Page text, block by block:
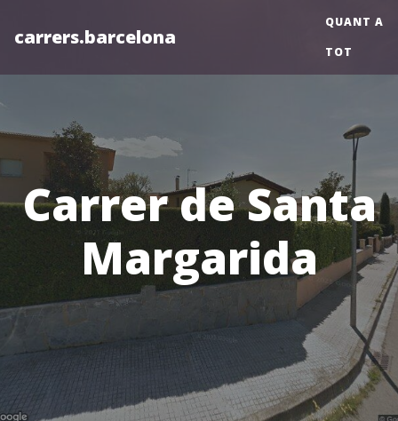
carrers.barcelona
QUANT A
TOT
Carrer de Santa
Margarida